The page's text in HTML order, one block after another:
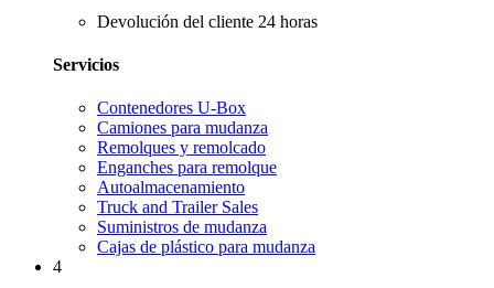
Devolución del cliente 24 horas
Servicios
Contenedores U-Box
Camiones para mudanza
Remolques y remolcado
Enganches para remolque
Autoalmacenamiento
Truck and Trailer Sales
Suministros de mudanza
Cajas de plástico para mudanza
4